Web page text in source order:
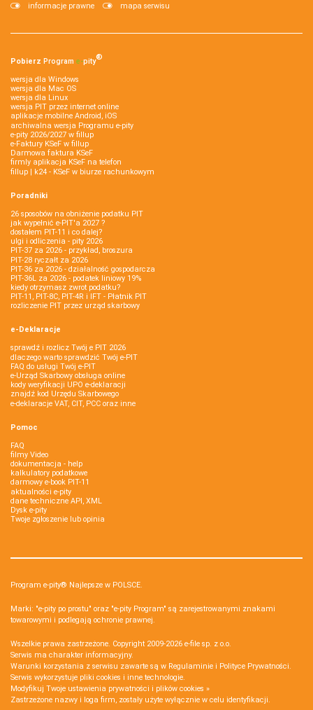
informacje prawne
mapa serwisu
Pobierz Program e‑pity®
wersja dla Windows
wersja dla Mac OS
wersja dla Linux
wersja PIT przez internet online
aplikacje mobilne Android, iOS
archiwalna wersja Programu e-pity
e-pity 2026/2027 w fillup
e‑Faktury KSeF w fillup
Darmowa faktura KSeF
firmly aplikacja KSeF na telefon
fillup | k24 - KSeF w biurze rachunkowym
Poradniki
26 sposobów na obniżenie podatku PIT
jak wypełnić e-PIT'a 2027 ?
dostałem PIT-11 i co dalej?
ulgi i odliczenia - pity 2026
PIT-37 za 2026 - przykład, broszura
PIT-28 ryczałt za 2026
PIT-36 za 2026 - działalność gospodarcza
PIT-36L za 2026 - podatek liniowy 19%
kiedy otrzymasz zwrot podatku?
PIT-11, PIT-8C, PIT-4R i IFT - Płatnik PIT
rozliczenie PIT przez urząd skarbowy
e-Deklaracje
sprawdź i rozlicz Twój e PIT 2026
dlaczego warto sprawdzić Twój e-PIT
FAQ do usługi Twój e-PIT
e-Urząd Skarbowy obsługa online
kody weryfikacji UPO e-deklaracji
znajdź kod Urzędu Skarbowego
e-deklaracje VAT, CIT, PCC oraz inne
Pomoc
FAQ
filmy Video
dokumentacja - help
kalkulatory podatkowe
darmowy e-book PIT-11
aktualności e-pity
dane techniczne API, XML
Dysk e-pity
Twoje zgłoszenie lub opinia
Program e-pity® Najlepsze w POLSCE.
Marki: "e-pity po prostu" oraz "e-pity Program" są zarejestrowanymi znakami
towarowymi i podlegają ochronie prawnej.
Wszelkie prawa zastrzeżone. Copyright 2009-2026 e-file sp. z o.o.
Serwis ma charakter informacyjny.
Warunki korzystania z serwisu zawarte są w Regulaminie i Polityce Prywatności.
Serwis wykorzystuje pliki cookies i inne technologie.
Modyfikuj Twoje ustawienia prywatności i plików cookies »
Zastrzeżone nazwy i loga firm, zostały użyte wyłącznie w celu identyfikacji.